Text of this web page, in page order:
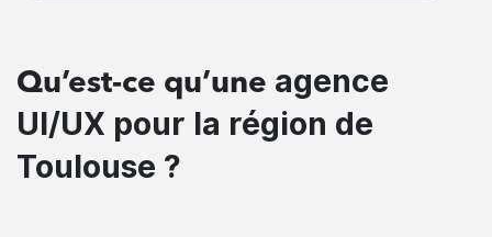
Qu’est-ce qu’une agence
UI/UX pour la région de
Toulouse ?